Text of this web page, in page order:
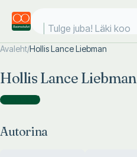
Tulge juba! Läki kool
Avaleht/Hollis Lance Liebman
Hollis Lance Liebman
Autorina )
Autorina